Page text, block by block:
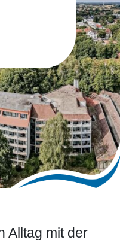
Alltag mit der